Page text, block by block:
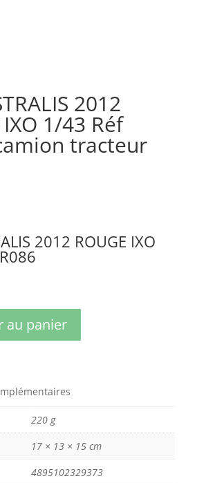
2012
IXO 1/43 Réf
tracteur
2012 ROUGE IXO
au panier
220 g
17 × 13 × 15 cm
4895102329373